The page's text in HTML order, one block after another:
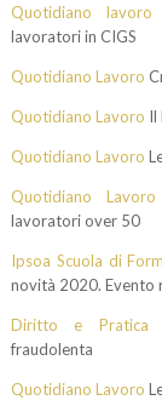
Quotidiano lavoro
lavoratori in CIGS
Quotidiano Lavoro
Quotidiano Lavoro Il
Quotidiano Lavoro
Quotidiano Lavoro
lavoratori over 50
Ipsoa Scuola di
novità 2020. Evento
Diritto e Pratica
fraudolenta
Quotidiano Lavoro